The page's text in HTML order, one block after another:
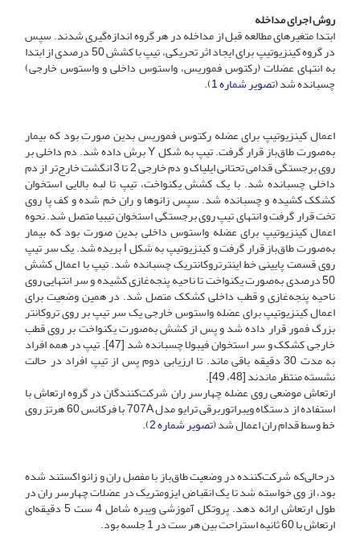
روش اجرای مداخله
ابتدا متغیرهای مطالعه قبل از مداخله در هر گروه اندازه‌گیری شدند. سپس
در گروه کینزیوتیپ برای ایجاد اثر تحریکی، تیپ با کشش 50 درصدی از ابتدا
به انتهای عضلات (رکتوس فموریس، واستوس داخلی و واستوس خارجی)
چسبانده شد (تصویر شماره 1 ).
اعمال کینزیوتیپ برای عضله رکتوس فموریس بدین صورت بود که بیمار
به‌صورت طاق‌باز قرار گرفت. تیپ به شکل Y برش داده شد. دم داخلی بر
روی برجستگی قدامی تحتانی ایلیاک و دم خارجی 2 تا 3 انگشت خارج‌تر از دم
داخلی چسبانده شد. با یک کشش یکنواخت، تیپ تا لبه بالایی استخوان
کشکک کشیده و چسبانده شد. سپس زانوها و ران خم شده و کف پا روی
تخت قرار گرفت و انتهای تیپ روی برجستگی استخوان تیبیا متصل شد. نحوه
اعمال کینزیوتیپ برای عضله واستوس داخلی بدین صورت بود که بیمار
به‌صورت طاق‌باز قرار گرفت و کینزیوتیپ به شکل I بریده شد. یک سر تیپ
روی قسمت پایینی خط اینترتروکانتریک چسبانده شد. تیپ با اعمال کشش
50 درصدی به‌صورت یکنواخت تا ناحیه پنجه‌غازی کشیده و سر انتهایی روی
ناحیه پنجه‌غازی و قطب داخلی کشکک متصل شد. در همین وضعیت برای
اعمال کینزیوتیپ برای عضله واستوس خارجی یک سر تیپ بر روی تروکانتر
بزرگ فمور قرار داده شد و پس از کشش به‌صورت یکنواخت بر روی قطب
خارجی کشکک و سر استخوان فیبولا چسبانده شد [47]. تیپ در همه افراد
به مدت 30 دقیقه باقی ماند. تا ارزیابی دوم پس از تیپ افراد در حالت
نشسته منتظر ماندند [48، 49].
ارتعاش موضعی روی عضله چهار‌سر ران شرکت‌کنندگان در گروه ارتعاش با
استفاده از دستگاه ویبراتوربرقی ترایو مدل 707A با فرکانس 60 هرتز روی
خط وسط قدام ران اعمال شد (تصویر شماره 2 ).
درحالی‌که شرکت‌کننده در وضعیت طاق‌باز با مفصل ران و زانو اکستند شده
بود، از وی خواسته شد تا یک انقباض ایزومتریک در عضلات چهارسر ران در
طول ارتعاش ارائه دهد. پروتکل آموزشی ویبره شامل 4 ست 5 دقیقه‌ای
ارتعاش با 60 ثانیه استراحت بین هر ست در 1 جلسه بود.